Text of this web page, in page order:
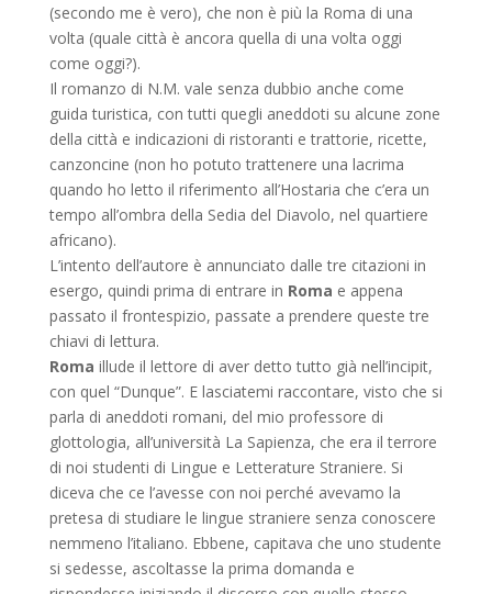
(secondo me è vero), che non è più la Roma di una
volta (quale città è ancora quella di una volta oggi
come oggi?).
Il romanzo di N.M. vale senza dubbio anche come
guida turistica, con tutti quegli aneddoti su alcune zone
della città e indicazioni di ristoranti e trattorie, ricette,
canzoncine (non ho potuto trattenere una lacrima
quando ho letto il riferimento all’Hostaria che c’era un
tempo all’ombra della Sedia del Diavolo, nel quartiere
africano).
L’intento dell’autore è annunciato dalle tre citazioni in
esergo, quindi prima di entrare in Roma e appena
passato il frontespizio, passate a prendere queste tre
chiavi di lettura.
Roma illude il lettore di aver detto tutto già nell’incipit,
con quel “Dunque”. E lasciatemi raccontare, visto che si
parla di aneddoti romani, del mio professore di
glottologia, all’università La Sapienza, che era il terrore
di noi studenti di Lingue e Letterature Straniere. Si
diceva che ce l’avesse con noi perché avevamo la
pretesa di studiare le lingue straniere senza conoscere
nemmeno l’italiano. Ebbene, capitava che uno studente
si sedesse, ascoltasse la prima domanda e